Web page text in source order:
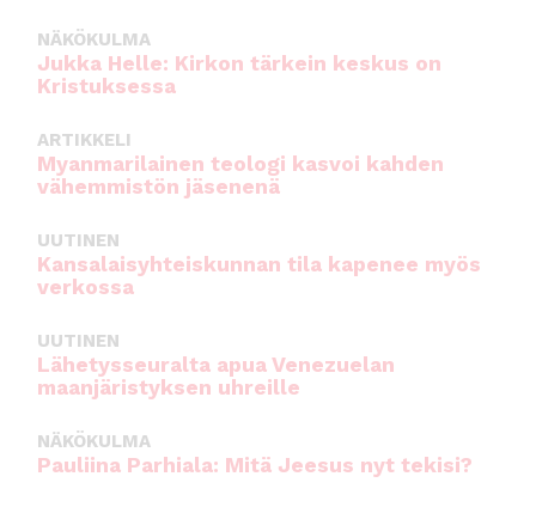
NÄKÖKULMA
Jukka Helle: Kirkon tärkein keskus on
Kristuksessa
ARTIKKELI
Myanmarilainen teologi kasvoi kahden
vähemmistön jäsenenä
UUTINEN
Kansalaisyhteiskunnan tila kapenee myös
verkossa
UUTINEN
Lähetysseuralta apua Venezuelan
maanjäristyksen uhreille
NÄKÖKULMA
Pauliina Parhiala: Mitä Jeesus nyt tekisi?